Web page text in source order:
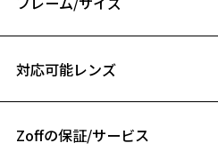
※アウトレット商品は、販売から一定
B ブリッジ(鼻部分)の横幅：20mm
対応可能レンズ
Zoffの保証/サービス